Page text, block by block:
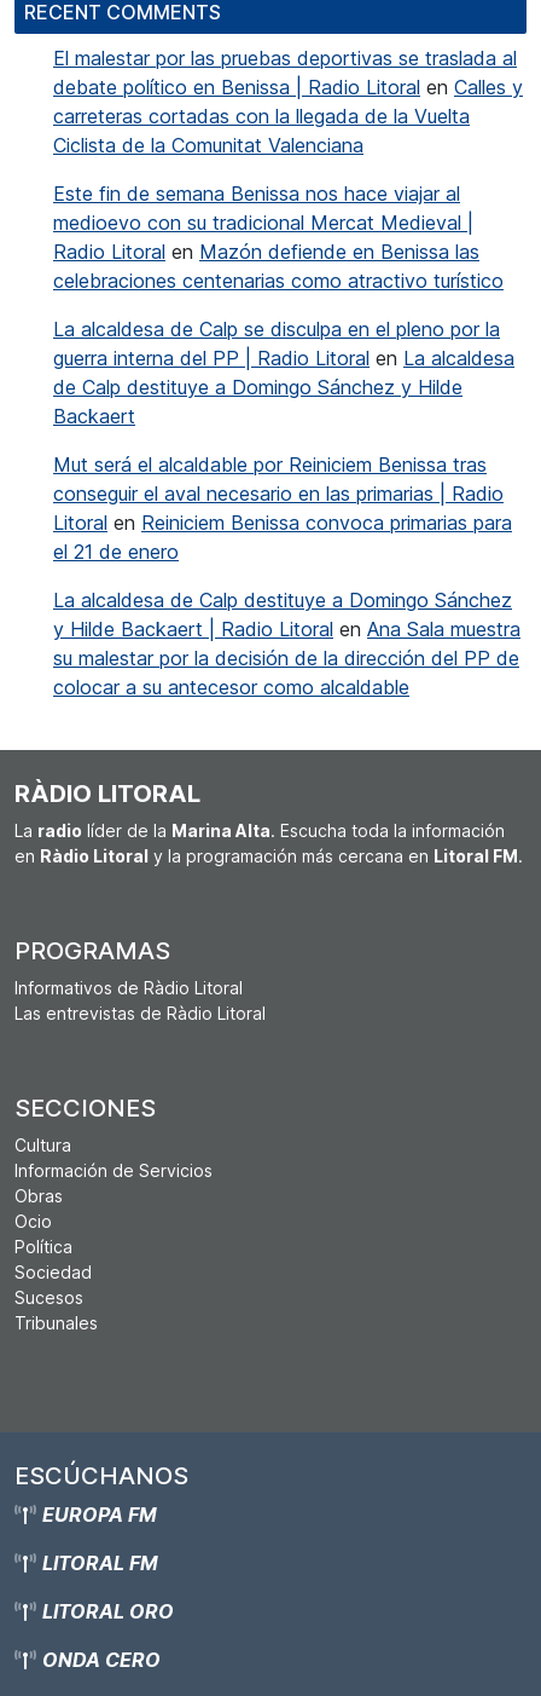
RECENT COMMENTS
El malestar por las pruebas deportivas se traslada al
debate político en Benissa | Radio Litoral en Calles y
carreteras cortadas con la llegada de la Vuelta
Ciclista de la Comunitat Valenciana
Este fin de semana Benissa nos hace viajar al
medioevo con su tradicional Mercat Medieval |
Radio Litoral en Mazón defiende en Benissa las
celebraciones centenarias como atractivo turístico
La alcaldesa de Calp se disculpa en el pleno por la
guerra interna del PP | Radio Litoral en La alcaldesa
de Calp destituye a Domingo Sánchez y Hilde
Backaert
Mut será el alcaldable por Reiniciem Benissa tras
conseguir el aval necesario en las primarias | Radio
Litoral en Reiniciem Benissa convoca primarias para
el 21 de enero
La alcaldesa de Calp destituye a Domingo Sánchez
y Hilde Backaert | Radio Litoral en Ana Sala muestra
su malestar por la decisión de la dirección del PP de
colocar a su antecesor como alcaldable
RÀDIO LITORAL
La radio líder de la Marina Alta. Escucha toda la información
en Ràdio Litoral y la programación más cercana en Litoral FM.
PROGRAMAS
Informativos de Ràdio Litoral
Las entrevistas de Ràdio Litoral
SECCIONES
Cultura
Información de Servicios
Obras
Ocio
Política
Sociedad
Sucesos
Tribunales
ESCÚCHANOS
EUROPA FM
LITORAL FM
LITORAL ORO
ONDA CERO